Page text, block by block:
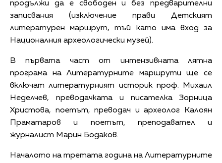
продължи да е свободен и без предварителни
записвания (изключение прави Детският
литературен маршрут, тъй като има вход за
Националния археологически музей).
В първата част от интензивната лятна
програма на Литературните маршрути ще се
включат литературният историк проф. Михаил
Неделчев, преводачката и писателка Зорница
Христова, поетът, преводач и археолог Калоян
Праматаров и поетът, преподавател и
журналист Марин Бодаков.
Началото на третата година на Литературните